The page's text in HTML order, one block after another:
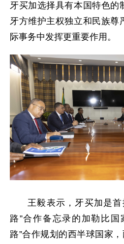
牙买加选择具有本国特色的
牙方维护主权独立和民族尊
际事务中发挥更重要作用。
王毅表示，牙买加是
路”合作备忘录的加勒比国
路”合作规划的西半球国家